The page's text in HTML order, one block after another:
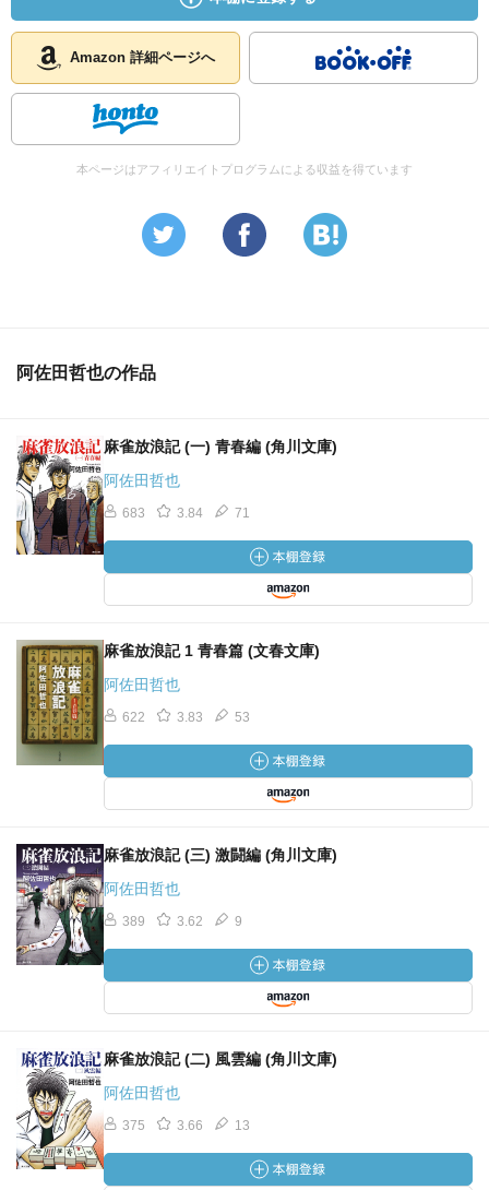
Amazon 詳細ページへ
本ページはアフィリエイトプログラムによる収益を得ています
阿佐田哲也の作品
麻雀放浪記 (一) 青春編 (角川文庫)
阿佐田哲也
683 3.84 71
麻雀放浪記 1 青春篇 (文春文庫)
阿佐田哲也
622 3.83 53
麻雀放浪記 (三) 激闘編 (角川文庫)
阿佐田哲也
389 3.62 9
麻雀放浪記 (二) 風雲編 (角川文庫)
阿佐田哲也
375 3.66 13